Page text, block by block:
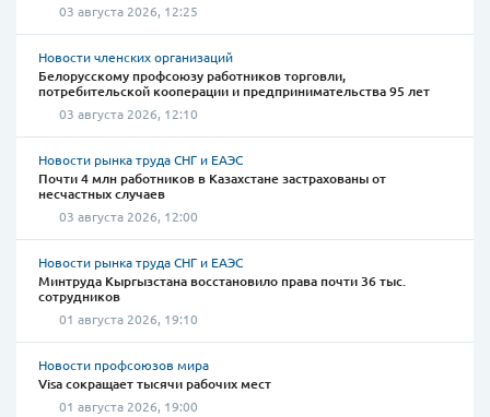
03 августа 2026, 12:25
Новости членских организаций
Белорусскому профсоюзу работников торговли,
потребительской кооперации и предпринимательства 95 лет
03 августа 2026, 12:10
Новости рынка труда СНГ и ЕАЭС
Почти 4 млн работников в Казахстане застрахованы от
несчастных случаев
03 августа 2026, 12:00
Новости рынка труда СНГ и ЕАЭС
Минтруда Кыргызстана восстановило права почти 36 тыс.
сотрудников
01 августа 2026, 19:10
Новости профсоюзов мира
Visa сокращает тысячи рабочих мест
01 августа 2026, 19:00